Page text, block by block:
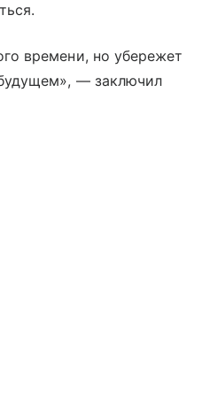
времени, но убережет
— заключил